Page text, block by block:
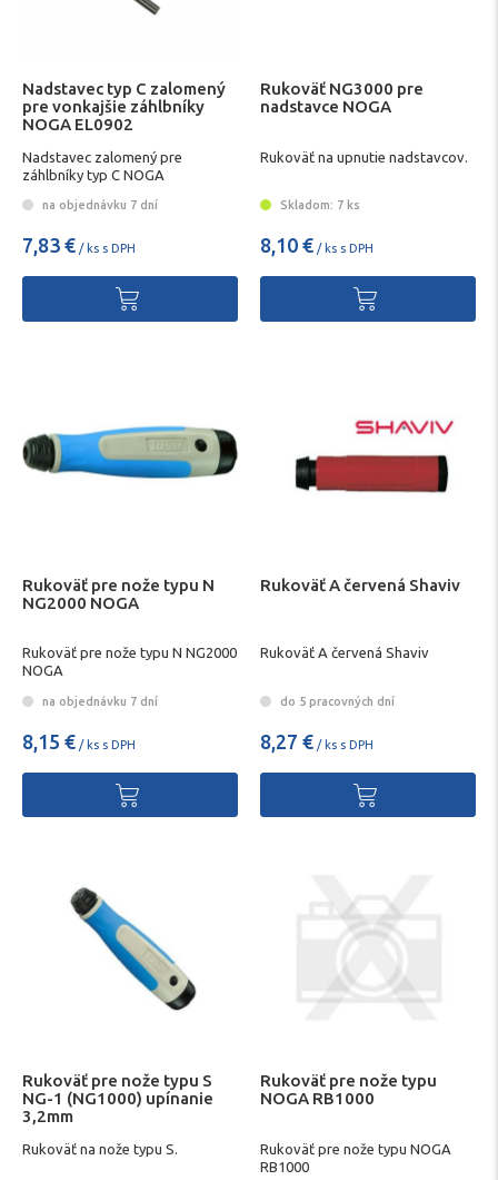
Nadstavec typ C zalomený
pre vonkajšie záhlbníky
NOGA EL0902
Nadstavec zalomený pre
záhlbníky typ C NOGA
na objednávku 7 dní
7,83 € / ks s DPH
Rukoväť NG3000 pre
nadstavce NOGA
Rukoväť na upnutie nadstavcov.
Skladom: 7 ks
8,10 € / ks s DPH
Rukoväť pre nože typu N
NG2000 NOGA
Rukoväť pre nože typu N NG2000
NOGA
na objednávku 7 dní
8,15 € / ks s DPH
Rukoväť A červená Shaviv
Rukoväť A červená Shaviv
do 5 pracovných dní
8,27 € / ks s DPH
Rukoväť pre nože typu S
NG-1 (NG1000) upínanie
3,2mm
Rukoväť na nože typu S.
Rukoväť pre nože typu
NOGA RB1000
Rukoväť pre nože typu NOGA
RB1000